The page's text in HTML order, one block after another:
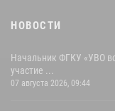
НОВОСТИ
Начальник ФГКУ «УВО
участие ...
07 августа 2026, 09:44